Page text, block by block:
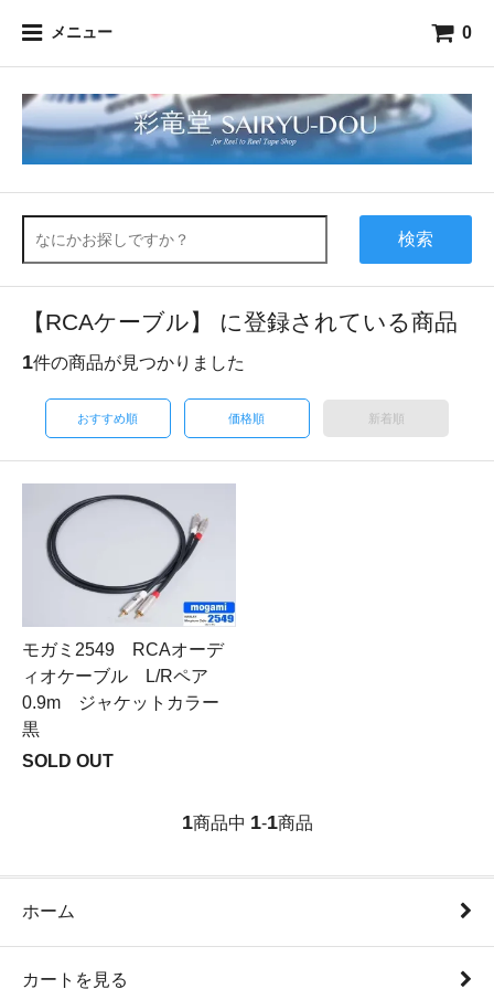
メニュー 0
検索
【RCAケーブル】 に登録されている商品
1件の商品が見つかりました
おすすめ順 価格順 新着順
モガミ2549 RCAオーデ
ィオケーブル L/Rペア
0.9m ジャケットカラー
黒
SOLD OUT
1商品中 1-1商品
ホーム
カートを見る